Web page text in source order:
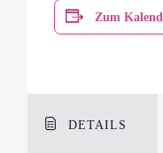
Zum
DETAILS